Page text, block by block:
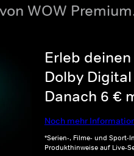
WOW
Erleb
Dolby
Danach 6 €
Noch mehr
*Serien-, Filme- und Sport-
Produkthinweise auf Live-